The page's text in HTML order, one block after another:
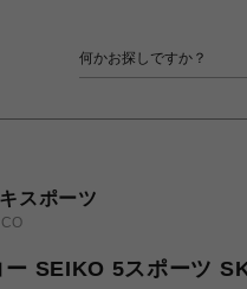
スポーツ
ー SEIKO 5スポーツ